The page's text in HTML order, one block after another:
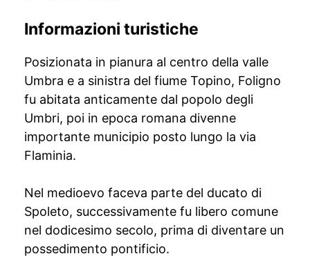
Informazioni turistiche
Posizionata in pianura al centro della valle
Umbra e a sinistra del fiume Topino, Foligno
fu abitata anticamente dal popolo degli
Umbri, poi in epoca romana divenne
importante municipio posto lungo la via
Flaminia.
Nel medioevo faceva parte del ducato di
Spoleto, successivamente fu libero comune
nel dodicesimo secolo, prima di diventare un
possedimento pontificio.